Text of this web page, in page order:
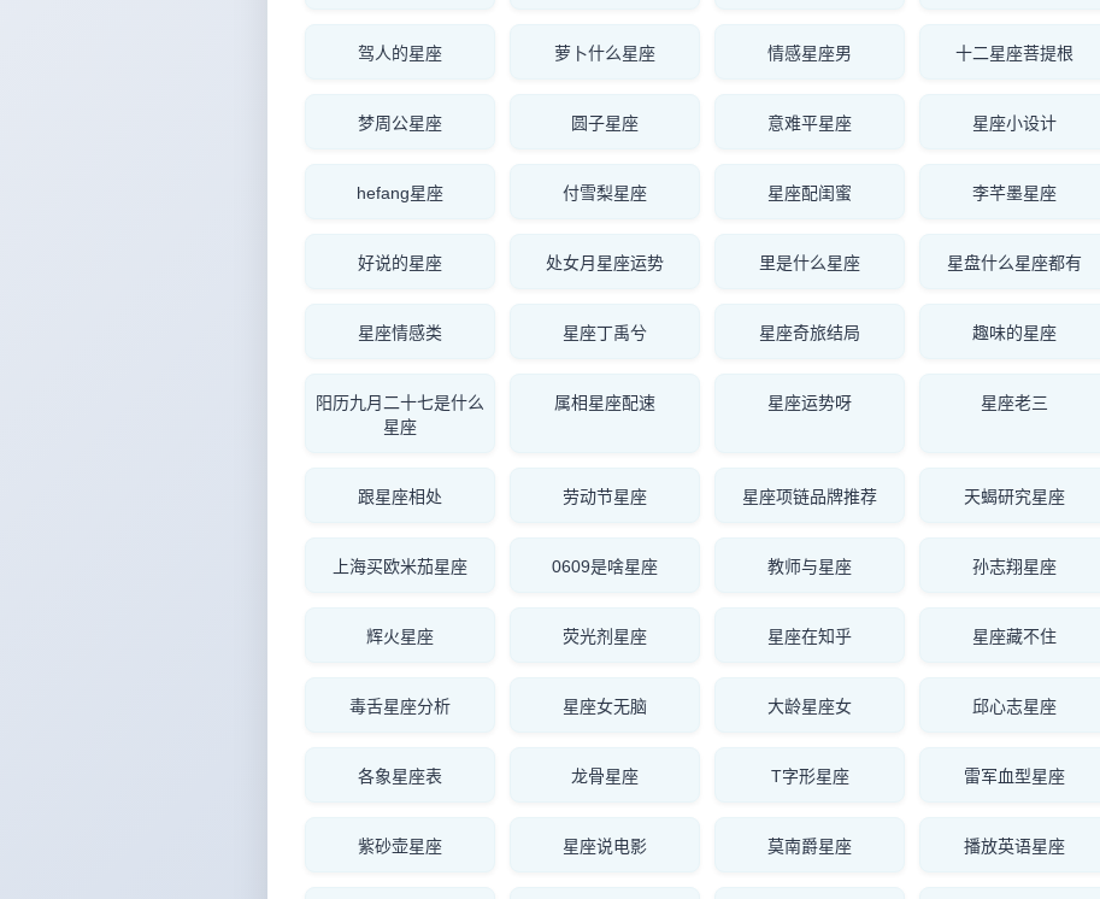
驾人的星座 萝卜什么星座 情感星座男 十二星座菩提根
梦周公星座 圆子星座 意难平星座 星座小设计
hefang星座 付雪梨星座 星座配闺蜜 李芊墨星座
好说的星座 处女月星座运势 里是什么星座 星盘什么星座都有
星座情感类 星座丁禹兮 星座奇旅结局 趣味的星座
阳历九月二十七是什么
星座
属相星座配速 星座运势呀 星座老三
跟星座相处 劳动节星座 星座项链品牌推荐 天蝎研究星座
上海买欧米茄星座 0609是啥星座 教师与星座 孙志翔星座
辉火星座 荧光剂星座 星座在知乎 星座藏不住
毒舌星座分析 星座女无脑 大龄星座女 邱心志星座
各象星座表 龙骨星座 T字形星座 雷军血型星座
紫砂壶星座 星座说电影 莫南爵星座 播放英语星座